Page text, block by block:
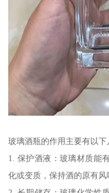
玻璃酒瓶的作用主要有以下
1. 保护酒液：玻璃材质能
化或变质，保持酒的原有风